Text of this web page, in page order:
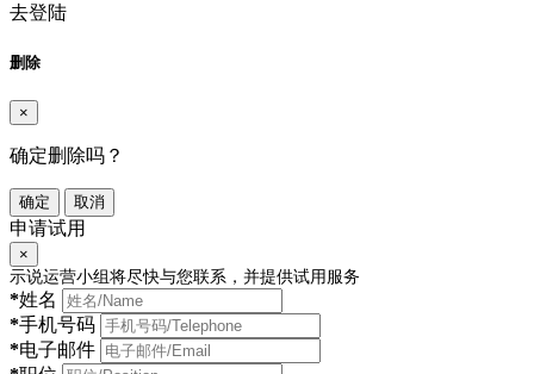
去登陆
删除
×
确定删除吗？
确定 取消
申请试用
×
示说运营小组将尽快与您联系，并提供试用服务
*姓名
*手机号码
*电子邮件